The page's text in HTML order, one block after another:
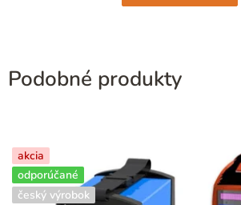
Podobné produkty
akcia
odporúčané
český výrobok